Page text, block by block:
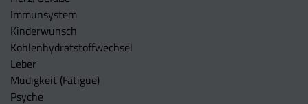
Immunsystem
Kinderwunsch
Kohlenhydratstoffwechsel
Leber
Müdigkeit (Fatigue)
Psyche